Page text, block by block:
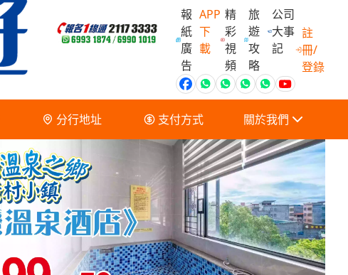
報
紙
廣
告
APP
下
載
精
彩
視
頻
旅
遊
攻
略
公司
大事
記
會員獨家
註
冊/
登錄
分行地址 支付方式 關於我們
關於我們
服務條款及細則